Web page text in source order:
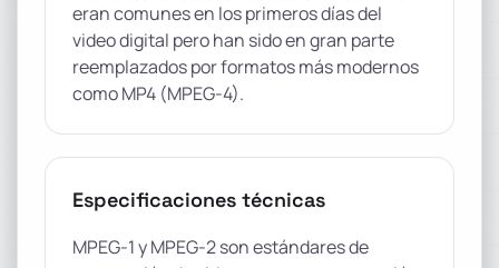
eran comunes en los primeros días del
video digital pero han sido en gran parte
reemplazados por formatos más modernos
como MP4 (MPEG-4).
Especificaciones técnicas
MPEG-1 y MPEG-2 son estándares de